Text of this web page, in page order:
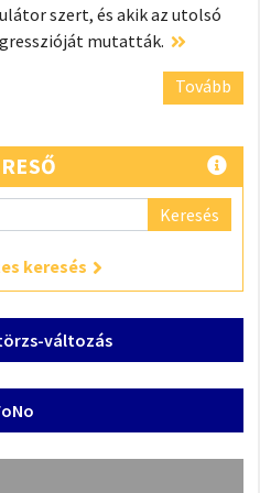
szert, és akik az utolsó
mutatták.
Tovább
Keresés
keresés
változás